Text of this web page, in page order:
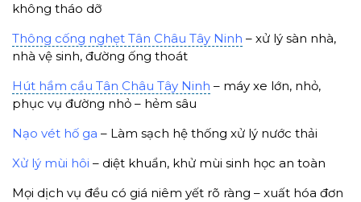
không tháo dỡ
Thông cống nghẹt Tân Châu Tây Ninh – xử lý sàn nhà,
nhà vệ sinh, đường ống thoát
Hút hầm cầu Tân Châu Tây Ninh – máy xe lớn, nhỏ,
phục vụ đường nhỏ – hẻm sâu
Nạo vét hố ga – Làm sạch hệ thống xử lý nước thải
Xử lý mùi hôi – diệt khuẩn, khử mùi sinh học an toàn
Mọi dịch vụ đều có giá niêm yết rõ ràng – xuất hóa đơn